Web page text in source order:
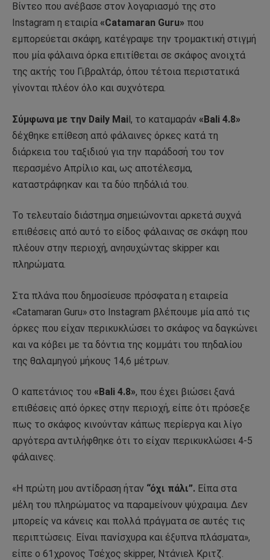
Βίντεο που ανέβασε στον λογαριασμό της στο
Instagram η εταιρία «Catamaran Guru» που
εμπορεύεται σκάφη, κατέγραψε την τρομακτική στιγμή
που μία φάλαινα όρκα επιτίθεται σε σκάφος ανοιχτά
της ακτής του Γιβραλτάρ, όπου τέτοια περιστατικά
γίνονται πλέον όλο και συχνότερα.
Σύμφωνα με την Daily Mail, το καταμαράν «Bali 4.8»
δέχθηκε επίθεση από φάλαινες όρκες κατά τη
διάρκεια του ταξιδιού για την παράδοσή του τον
περασμένο Απρίλιο και, ως αποτέλεσμα,
καταστράφηκαν και τα δύο πηδάλιά του.
Το τελευταίο διάστημα σημειώνονται αρκετά συχνά
επιθέσεις από αυτό το είδος φάλαινας σε σκάφη που
πλέουν στην περιοχή, ανησυχώντας skipper και
πληρώματα.
Στα πλάνα που δημοσίευσε πρόσφατα η εταιρεία
«Catamaran Guru» στο Instagram βλέπουμε μία από τις
όρκες που είχαν περικυκλώσει το σκάφος να δαγκώνει
και να κόβει με τα δόντια της κομμάτι του πηδαλίου
της θαλαμηγού μήκους 14,6 μέτρων.
Ο καπετάνιος του «Bali 4.8», που έχει βιώσει ξανά
επιθέσεις από όρκες στην περιοχή, είπε ότι πρόσεξε
πως το σκάφος κινούνταν κάπως περίεργα και λίγο
αργότερα αντιλήφθηκε ότι το είχαν περικυκλώσει 4-5
φάλαινες.
«Η πρώτη μου αντίδραση ήταν “όχι πάλι”. Είπα στα
μέλη του πληρώματος να παραμείνουν ψύχραιμα. Δεν
μπορείς να κάνεις και πολλά πράγματα σε αυτές τις
περιπτώσεις. Είναι πανίσχυρα και έξυπνα πλάσματα»,
είπε ο 61χρονος Τσέχος skipper, Ντάνιελ Κριτζ.